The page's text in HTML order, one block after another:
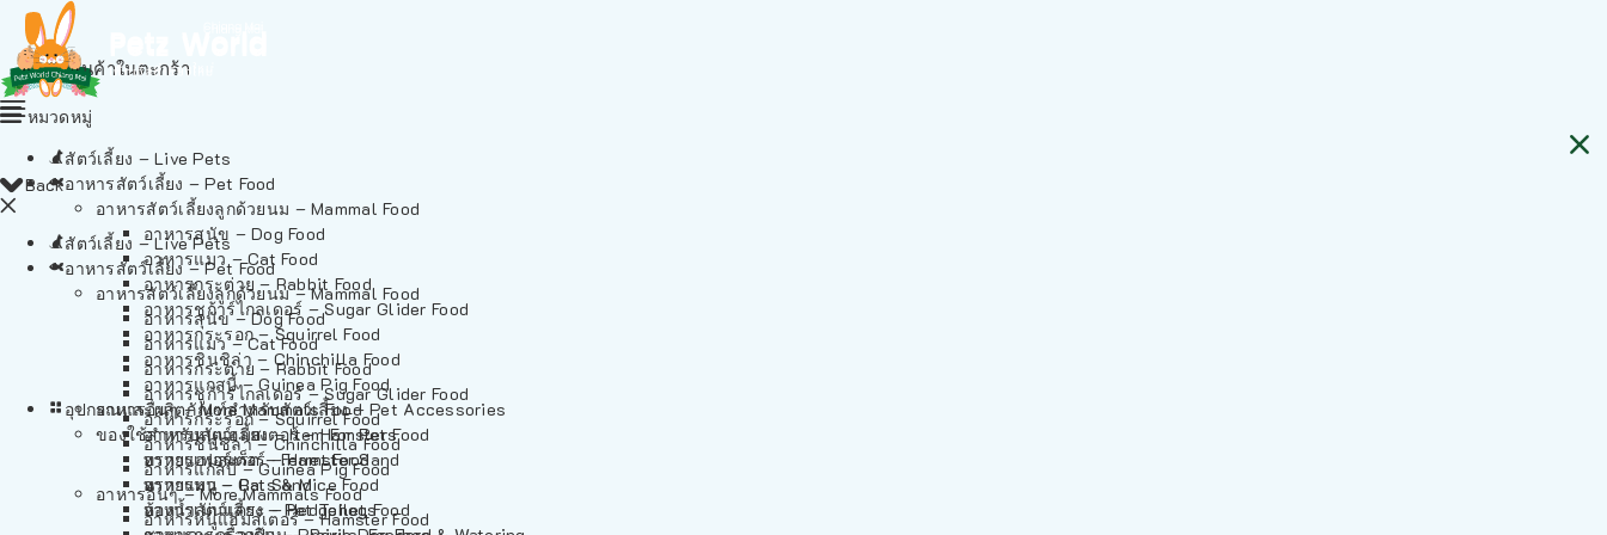
ไม่มีสินค้าในตะกร้า
Back
สัตว์เลี้ยง – Live Pets
อาหารสัตว์เลี้ยง – Pet Food
อาหารสัตว์เลี้ยงลูกด้วยนม – Mammal Food
อาหารสุนัข – Dog Food
อาหารแมว – Cat Food
อาหารกระต่าย – Rabbit Food
อาหารชูก้าร์ไกลเดอร์ – Sugar Glider Food
อาหารกระรอก – Squirrel Food
อาหารชินชิล่า – Chinchilla Food
อาหารแกสบี้ – Guinea Pig Food
อาหารอื่นๆ – More Mammals Food
อาหารหนูแฮมสเตอร์ – Hamster Food
หมวดหมู่
สัตว์เลี้ยง – Live Pets
อาหารสัตว์เลี้ยง – Pet Food
อาหารสัตว์เลี้ยงลูกด้วยนม – Mammal Food
อาหารสุนัข – Dog Food
อาหารแมว – Cat Food
อาหารกระต่าย – Rabbit Food
อาหารชูก้าร์ไกลเดอร์ – Sugar Glider Food
อาหารกระรอก – Squirrel Food
อาหารชินชิล่า – Chinchilla Food
อาหารแกสบี้ – Guinea Pig Food
อาหารอื่นๆ – More Mammals Food
อาหารหนูแฮมสเตอร์ – Hamster Food
อาหารเฟอร์เร็ต – Ferret Food
อาหารหนู – Rats & Mice Food
อาหารเม่นแคระ – Hedgehog Food
อุปกรณและผลิตภัณฑ์สำหรับสัตว์เลี้ยง – Pet Accessories
ของใช้สำหรับสัตว์เลี้ยง – Item For Pets
ทรายแฮมสเตอร์ – Hamster Sand
ทรายแมว – Cat Sand
ห้องน้ำสัตว์เลี้ยง – Pet Toilets